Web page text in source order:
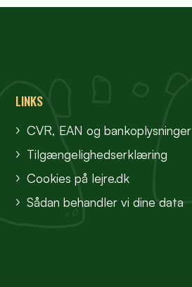
LINKS
CVR, EAN og bankoplysninger
Tilgængelighedserklæring
Cookies på lejre.dk
Sådan behandler vi dine data